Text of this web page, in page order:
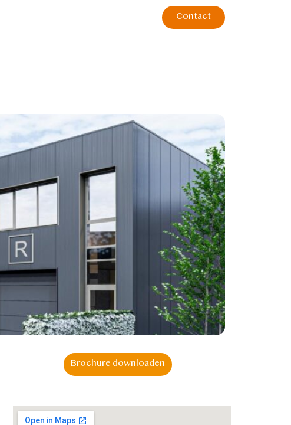
Contact
Brochure downloaden